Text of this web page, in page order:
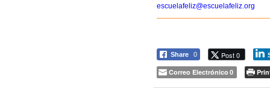
escuelafeliz@escuelafeliz.org
Share 0 Post 0
Correo Electrónico 0